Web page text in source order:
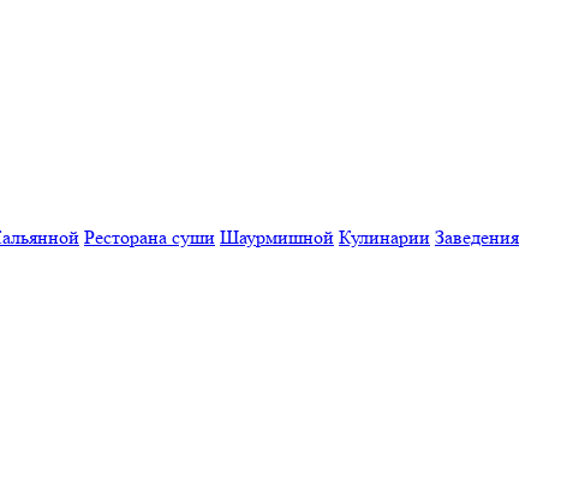
Ресторана суши Шаурмишной Кулинарии Заведения